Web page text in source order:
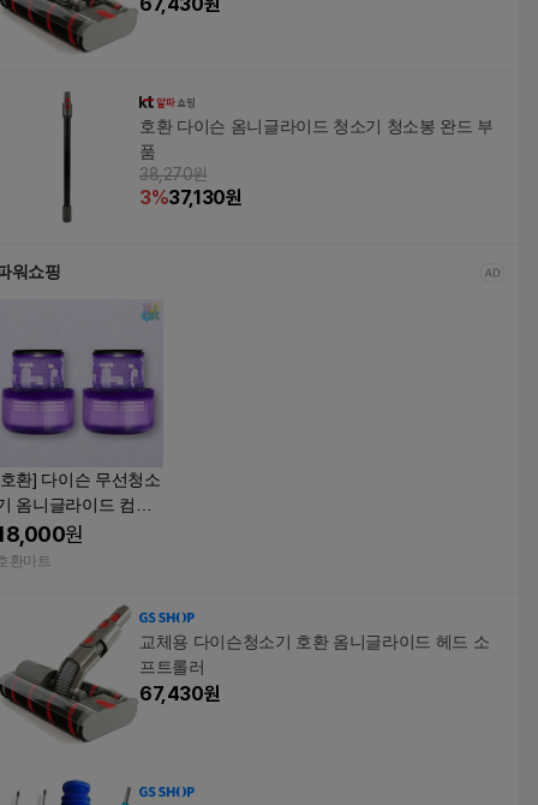
호환 다이슨 옴니글라이드 청소기 청소봉 완드 부
품
38,270원
3%37,130원
워쇼핑
환] 다이슨 무선청소
옴니글라이드 컴플
트 플러스 필터 2개
환품 호환마트
원
환마트
교체용 다이슨청소기 호환 옴니글라이드 헤드 소
프트롤러
67,430원